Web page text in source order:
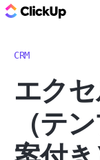
CRM
エク
（テ